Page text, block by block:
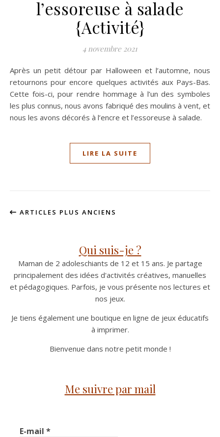
l’essoreuse à salade
{Activité}
4 novembre 2021
Après un petit détour par Halloween et l’automne, nous
retournons pour encore quelques activités aux Pays-Bas.
Cette fois-ci, pour rendre hommage à l’un des symboles
les plus connus, nous avons fabriqué des moulins à vent, et
nous les avons décorés à l’encre et l’essoreuse à salade.
LIRE LA SUITE
ARTICLES PLUS ANCIENS
Qui suis-je ?
Maman de 2 adoleschiants de 12 et 15 ans. Je partage
principalement des idées d'activités créatives, manuelles
et pédagogiques. Parfois, je vous présente nos lectures et
nos jeux.
Je tiens également une boutique en ligne de jeux éducatifs
à imprimer.
Bienvenue dans notre petit monde !
Me suivre par mail
E-mail *